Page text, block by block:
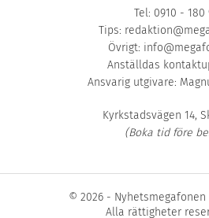
Tel: 0910 - 180
Tips:
Övrigt:
Anställdas
Ansvarig utgivare:
Kyrkstadsvägen 14,
(Boka tid före
© 2026 - Nyhetsmegafonen
Alla rättigheter